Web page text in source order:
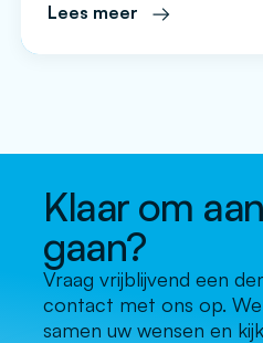
Ze wilde een
Lees meer
Klaar om
gaan?
Vraag vrijblijvend een
contact met ons op.
samen uw wensen en